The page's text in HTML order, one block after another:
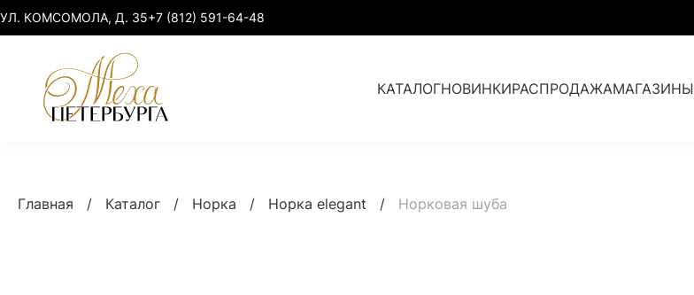
УЛ. КОМСОМОЛА, Д. 35+7 (812) 591-64-48
КАТАЛОГНОВИНКИРАСПРОДАЖАМАГАЗИНЫ
Норка elegant Парки с мехом
Главная / Каталог / Норка / Норка elegant / Норковая шуба